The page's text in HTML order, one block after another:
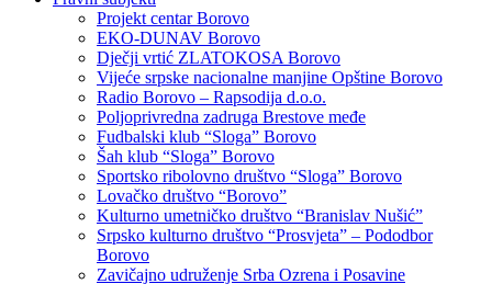
Projekt centar Borovo
EKO-DUNAV Borovo
Dječji vrtić ZLATOKOSA Borovo
Vijeće srpske nacionalne manjine Opštine Borovo
Radio Borovo – Rapsodija d.o.o.
Poljoprivredna zadruga Brestove međe
Fudbalski klub “Sloga” Borovo
Šah klub “Sloga” Borovo
Sportsko ribolovno društvo “Sloga” Borovo
Lovačko društvo “Borovo”
Kulturno umetničko društvo “Branislav Nušić”
Srpsko kulturno društvo “Prosvjeta” – Pododbor
Borovo
Zavičajno udruženje Srba Ozrena i Posavine